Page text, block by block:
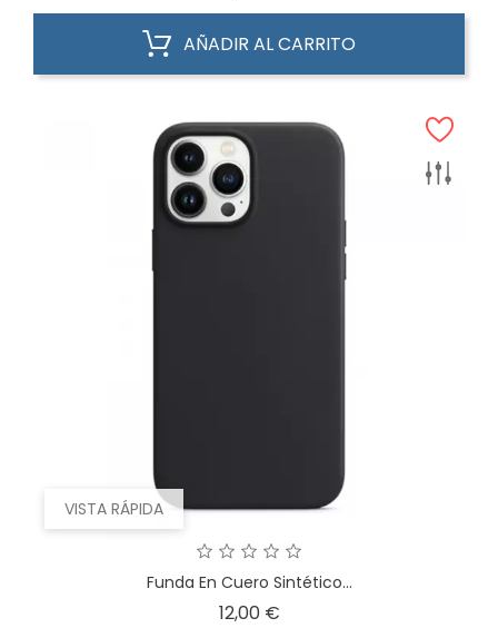
AÑADIR AL CARRITO
VISTA RÁPIDA
Funda En Cuero Sintético...
12,00 €Precio